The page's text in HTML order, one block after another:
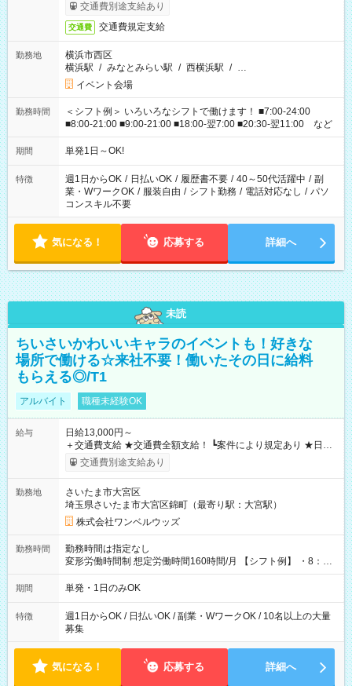
交通費別途支給あり
交通費 交通費規定支給
勤務地
横浜市西区
横浜駅 / みなとみらい駅 / 西横浜駅 / …
イベント会場
勤務時間
＜シフト例＞ いろいろなシフトで働けます！ ■7:00-24:00
■8:00-21:00 ■9:00-21:00 ■18:00-翌7:00 ■20:30-翌11:00 など
期間 単発1日～OK!
特徴 週1日からOK / 日払いOK / 履歴書不要 / 40～50代活躍中 / 副
業・WワークOK / 服装自由 / シフト勤務 / 電話対応なし / パソ
コンスキル不要
気になる！ 応募する 詳細へ
未読
ちいさいかわいいキャラのイベントも！好きな
場所で働ける☆来社不要！働いたその日に給料
もらえる◎/T1
アルバイト 職種未経験OK
給与
日給13,000円～
＋交通費支給 ★交通費全額支給！ ┗案件により規定あり ★日払
いOK！（規定あり） ┗働いたその日に現金GET♪ お仕事後はコ
ンビニATMから 日払い分を引き落とせます！ 【試用期間】試
交通費別途支給あり
勤務地
さいたま市大宮区
埼玉県さいたま市大宮区錦町（最寄り駅：大宮駅）
株式会社ワンベルウッズ
勤務時間
勤務時間は指定なし
変形労働時間制 想定労働時間160時間/月 【シフト例】 ・8：00
～21：00
期間 単発・1日のみOK
特徴
週1日からOK / 日払いOK / 副業・WワークOK / 10名以上の大量
募集
気になる！ 応募する 詳細へ